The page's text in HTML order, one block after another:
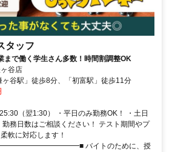
タッフ
まで働く学生さん多数！時間割調整OK
谷店
谷駅」徒歩8分、「初富駅」徒歩11分
（翌1:30） ・平日のみ勤務OK！ ・土日
務日数はご相談ください！ テスト期間やプ
軟に対応します！
バイトのために、授